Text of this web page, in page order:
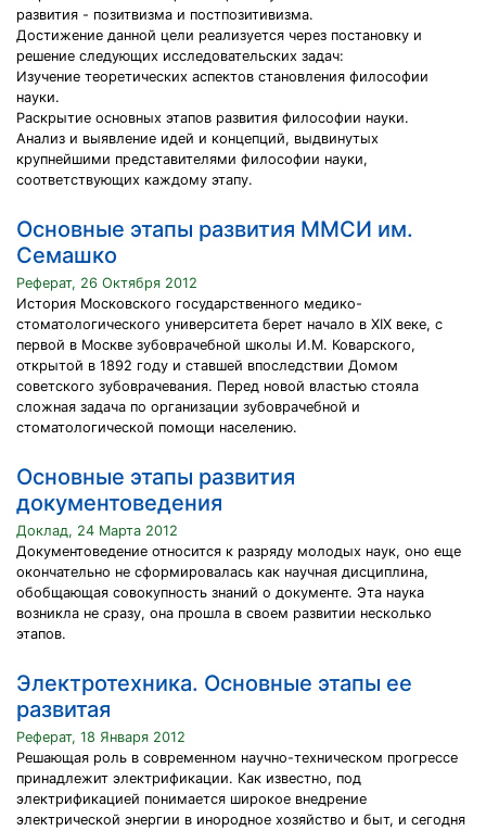
развития - позитвизма и постпозитивизма.
Достижение данной цели реализуется через постановку и
решение следующих исследовательских задач:
Изучение теоретических аспектов становления философии
науки.
Раскрытие основных этапов развития философии науки.
Анализ и выявление идей и концепций, выдвинутых
крупнейшими представителями философии науки,
соответствующих каждому этапу.
Основные этапы развития ММСИ им.
Семашко
Реферат, 26 Октября 2012
История Московского государственного медико-
стоматологического университета берет начало в XIX веке, с
первой в Москве зубоврачебной школы И.М. Коварского,
открытой в 1892 году и ставшей впоследствии Домом
советского зубоврачевания. Перед новой властью стояла
сложная задача по организации зубоврачебной и
стоматологической помощи населению.
Основные этапы развития
документоведения
Доклад, 24 Марта 2012
Документоведение относится к разряду молодых наук, оно еще
окончательно не сформировалась как научная дисциплина,
обобщающая совокупность знаний о документе. Эта наука
возникла не сразу, она прошла в своем развитии несколько
этапов.
Электротехника. Основные этапы ее
развитая
Реферат, 18 Января 2012
Решающая роль в современном научно-техническом прогрессе
принадлежит электрификации. Как известно, под
электрификацией понимается широкое внедрение
электрической энергии в инородное хозяйство и быт, и сегодня